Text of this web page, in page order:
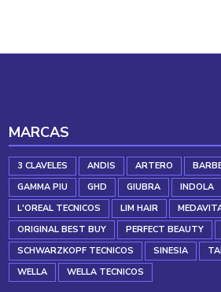
MARCAS
3 CLAVELES ANDIS ARTERO
GAMMA PIU
GHD GIUBRA INDOLA
L'OREAL TECNICOS
LIM HAIR
ORIGINAL BEST BUY
PERFECT BEAUTY
SCHWARZKOPF TECNICOS
SINESIA
WELLA
WELLA TECNICOS